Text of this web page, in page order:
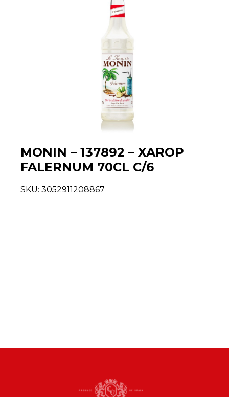
MONIN – 137892 – XAROP
FALERNUM 70CL C/6
SKU: 3052911208867